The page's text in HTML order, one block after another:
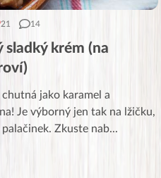
21 14
sladký krém (na
jako karamel a
Je výborný jen tak na lžičku,
Zkuste nab...